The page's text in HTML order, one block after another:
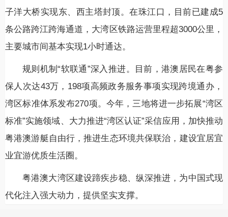
子洋大桥实现东、西主塔封顶。在珠江口，目前已建成5
条公路跨江跨海通道，大湾区铁路运营里程超3000公里，
主要城市间基本实现1小时通达。
规则机制“软联通”深入推进。目前，港澳居民在粤参
保人次达43万，198项高频政务服务事项实现跨境通办，
湾区标准体系发布270项。今年，三地将进一步拓展“湾区
标准”实施领域、大力推进“湾区认证”采信应用，加快推动
粤港澳游艇自由行，推进生态环境共保联治，建设宜居宜
业宜游优质生活圈。
粤港澳大湾区建设蹄疾步稳、纵深推进，为中国式现
代化注入强大动力，提供坚实支撑。